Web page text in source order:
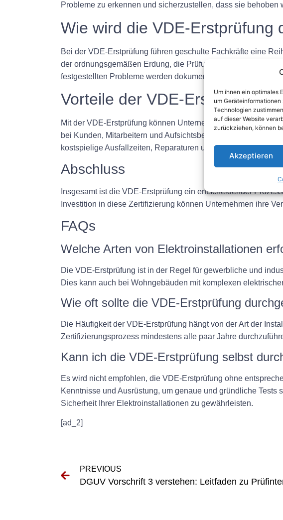
Um ihnen ein optimales
um
Technologien
auf dieser Website
zurückziehen, können
Akzeptieren
Probleme zu erkennen und sicherzustellen, dass sie behoben
Wie wird die VDE-Erstprüfung
Bei der VDE-Erstprüfung führen geschulte Fachkräfte eine
der ordnungsgemäßen Erdung, die Prüfung des
festgestellten Probleme werden dokumentiert und umgehend
Vorteile der VDE-Erstprüfung
Mit der VDE-Erstprüfung können Unternehmen ihr
bei Kunden, Mitarbeitern und Aufsichtsbehörden
kostspielige Ausfallzeiten, Reparaturen und rechtliche
Abschluss
Insgesamt ist die VDE-Erstprüfung ein entscheidender
Investition in diese Zertifizierung können Unternehmen ihre
FAQs
Welche Arten von Elektroinstallationen
Die VDE-Erstprüfung ist in der Regel für gewerbliche und
Dies kann auch bei Wohngebäuden mit komplexen
Wie oft sollte die VDE-Erstprüfung
Die Häufigkeit der VDE-Erstprüfung hängt von der Art der
Zertifizierungsprozess mindestens alle paar Jahre
Kann ich die VDE-Erstprüfung selbst
Es wird nicht empfohlen, die VDE-Erstprüfung ohne
Kenntnisse und Ausrüstung, um genaue und gründliche
Sicherheit Ihrer Elektroinstallationen zu gewährleisten.
[ad_2]
PREVIOUS
DGUV Vorschrift 3 verstehen: Leitfaden zu